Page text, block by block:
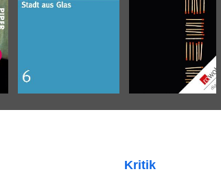
Kritik